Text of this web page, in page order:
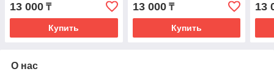
13 000 ₸
Купить
13 000₸
Купить
13
О нас